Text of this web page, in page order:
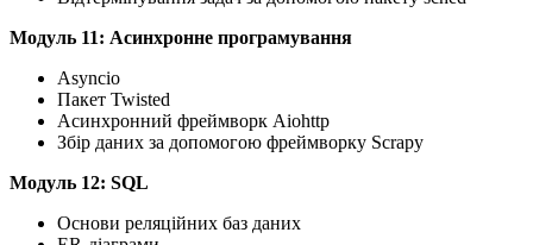
Mодуль 11: Асинхронне програмування
Asyncio
Пакет Twisted
Асинхронний фреймворк Aiohttp
Збір даних за допомогою фреймворку Scrapy
Mодуль 12: SQL
Основи реляційних баз даних